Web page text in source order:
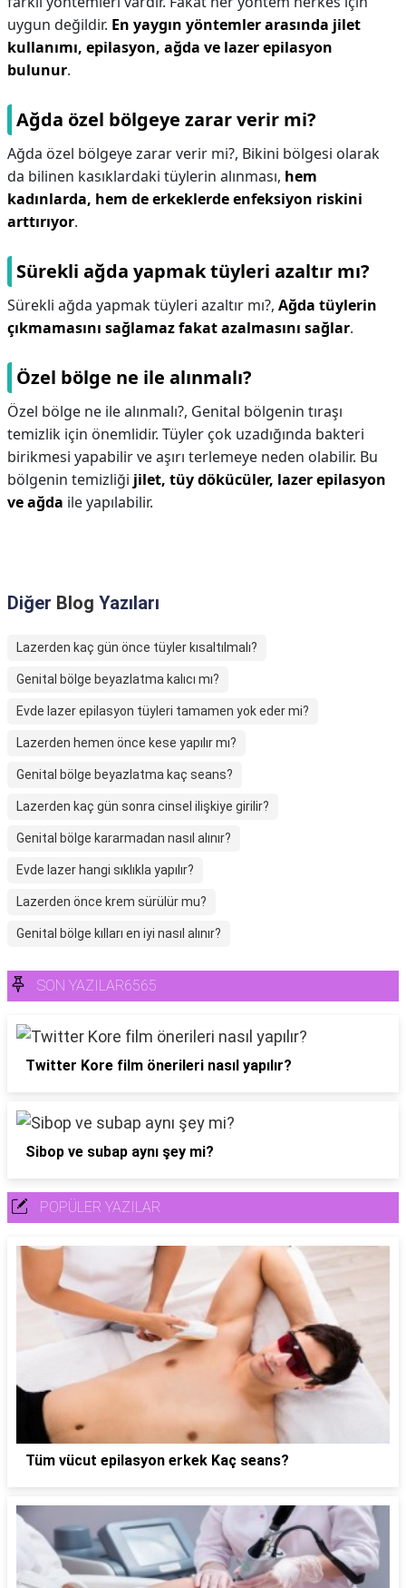
uygun değildir. En yaygın yöntemler arasında jilet
kullanımı, epilasyon, ağda ve lazer epilasyon
bulunur.
Ağda özel bölgeye zarar verir mi?
Ağda özel bölgeye zarar verir mi?, Bikini bölgesi olarak
da bilinen kasıklardaki tüylerin alınması, hem
kadınlarda, hem de erkeklerde enfeksiyon riskini
arttırıyor.
Sürekli ağda yapmak tüyleri azaltır mı?
Sürekli ağda yapmak tüyleri azaltır mı?, Ağda tüylerin
çıkmamasını sağlamaz fakat azalmasını sağlar.
Özel bölge ne ile alınmalı?
Özel bölge ne ile alınmalı?, Genital bölgenin tıraşı
temizlik için önemlidir. Tüyler çok uzadığında bakteri
birikmesi yapabilir ve aşırı terlemeye neden olabilir. Bu
bölgenin temizliği jilet, tüy dökücüler, lazer epilasyon
ve ağda ile yapılabilir.
Diğer Blog Yazıları
Lazerden kaç gün önce tüyler kısaltılmalı?
Genital bölge beyazlatma kalıcı mı?
Evde lazer epilasyon tüyleri tamamen yok eder mi?
Lazerden hemen önce kese yapılır mı?
Genital bölge beyazlatma kaç seans?
Lazerden kaç gün sonra cinsel ilişkiye girilir?
Genital bölge kararmadan nasıl alınır?
Evde lazer hangi sıklıkla yapılır?
Lazerden önce krem sürülür mu?
Genital bölge kılları en iyi nasıl alınır?
SON YAZILAR6565
Twitter Kore film önerileri nasıl yapılır?
Sibop ve subap aynı şey mi?
POPÜLER YAZILAR
Tüm vücut epilasyon erkek Kaç seans?